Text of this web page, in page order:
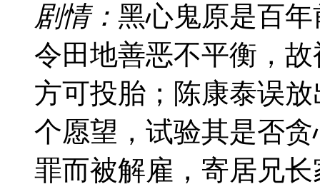
剧情： 黑心鬼原是百
令田地善恶不平衡，
方可投胎；陈康泰误
个愿望，试验其是否
罪而被解雇，寄居兄